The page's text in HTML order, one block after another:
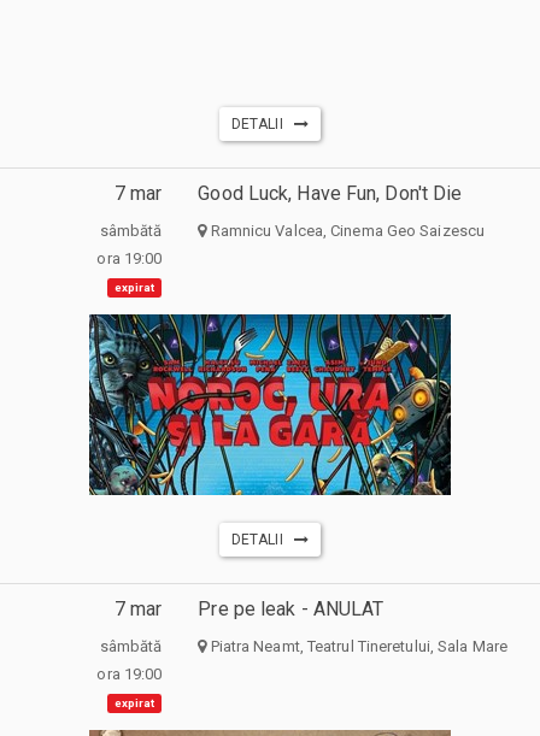
DETALII
7 mar
sâmbătă
ora 19:00
expirat
Good Luck, Have Fun, Don't Die
Ramnicu Valcea, Cinema Geo Saizescu
DETALII
7 mar
sâmbătă
ora 19:00
expirat
Pre pe leak - ANULAT
Piatra Neamt, Teatrul Tineretului, Sala Mare